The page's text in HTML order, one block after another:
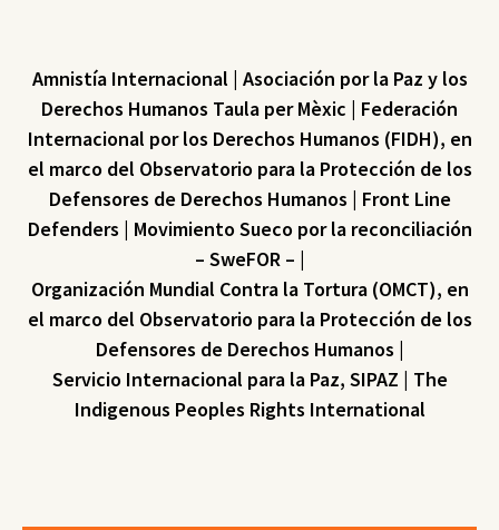
Amnistía Internacional | Asociación por la Paz y los
Derechos Humanos Taula per Mèxic | Federación
Internacional por los Derechos Humanos (FIDH), en
el marco del Observatorio para la Protección de los
Defensores de Derechos Humanos | Front Line
Defenders | Movimiento Sueco por la reconciliación
– SweFOR – |
Organización Mundial Contra la Tortura (OMCT), en
el marco del Observatorio para la Protección de los
Defensores de Derechos Humanos |
Servicio Internacional para la Paz, SIPAZ | The
Indigenous Peoples Rights International